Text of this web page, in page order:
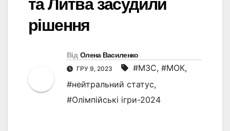
та Литва засудили
рішення
Від Олена Василенко
ГРУ 9, 2023 #МЗС, #МОК,
#нейтральний статус,
#Олімпійські ігри-2024